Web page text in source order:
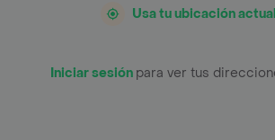
Usa tu ubicación actual
Iniciar sesión para ver tus